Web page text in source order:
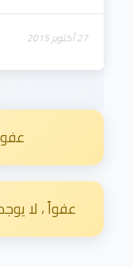
27 أكتوبر 2015
عفواً ، لا